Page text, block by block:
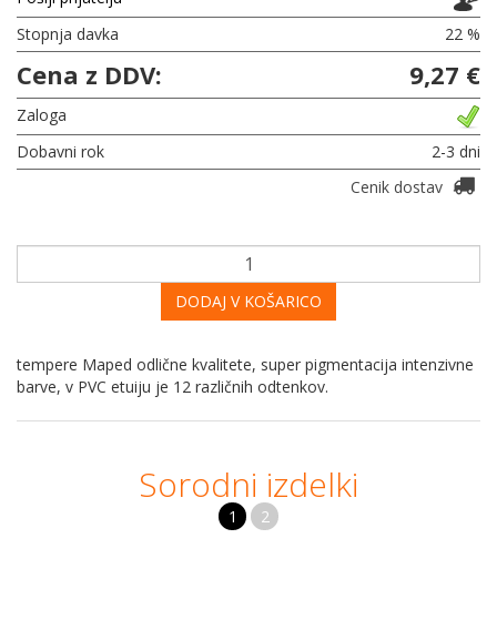
Stopnja davka
22 %
Cena z DDV: 9,27 €
Zaloga
Dobavni rok
2-3 dni
Cenik dostav
DODAJ V KOŠARICO
tempere Maped odlične kvalitete, super pigmentacija intenzivne
barve, v PVC etuiju je 12 različnih odtenkov.
Sorodni izdelki
1 2